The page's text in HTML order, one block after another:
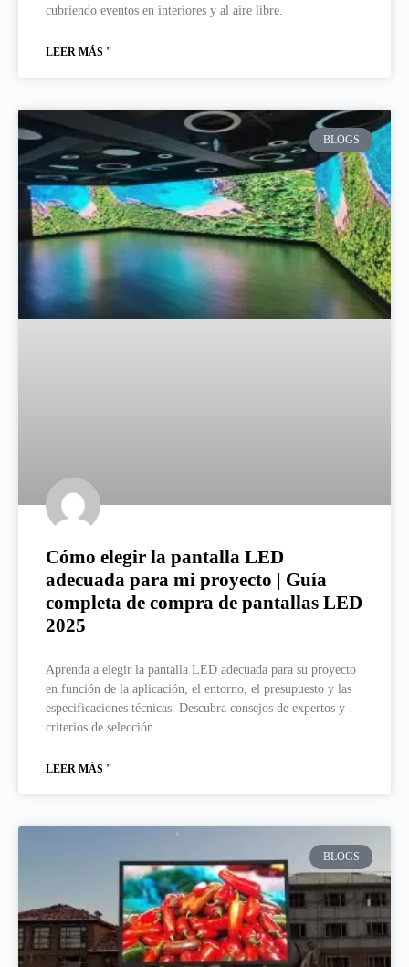
cubriendo eventos en interiores y al aire libre.
LEER MÁS "
BLOGS
Cómo elegir la pantalla LED
adecuada para mi proyecto | Guía
completa de compra de pantallas LED
2025
Aprenda a elegir la pantalla LED adecuada para su proyecto
en función de la aplicación, el entorno, el presupuesto y las
especificaciones técnicas. Descubra consejos de expertos y
criterios de selección.
LEER MÁS "
BLOGS